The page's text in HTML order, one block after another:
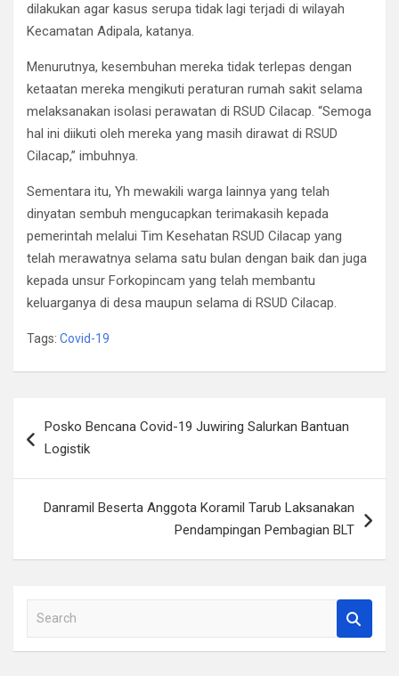
dilakukan agar kasus serupa tidak lagi terjadi di wilayah
Kecamatan Adipala, katanya.
Menurutnya, kesembuhan mereka tidak terlepas dengan
ketaatan mereka mengikuti peraturan rumah sakit selama
melaksanakan isolasi perawatan di RSUD Cilacap. “Semoga
hal ini diikuti oleh mereka yang masih dirawat di RSUD
Cilacap,” imbuhnya.
Sementara itu, Yh mewakili warga lainnya yang telah
dinyatan sembuh mengucapkan terimakasih kepada
pemerintah melalui Tim Kesehatan RSUD Cilacap yang
telah merawatnya selama satu bulan dengan baik dan juga
kepada unsur Forkopincam yang telah membantu
keluarganya di desa maupun selama di RSUD Cilacap.
Tags: Covid-19
posPosko Bencana Covid-19 Juwiring Salurkan Bantuan
Logistik
Danramil Beserta Anggota Koramil Tarub Laksanakan
Pendampingan Pembagian BLT
a